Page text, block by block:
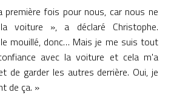
fois pour nous, car nous ne
voiture », a déclaré Christophe.
mouillé, donc… Mais je me suis tout
avec la voiture et cela m'a
de garder les autres derrière. Oui, je
de ça. »